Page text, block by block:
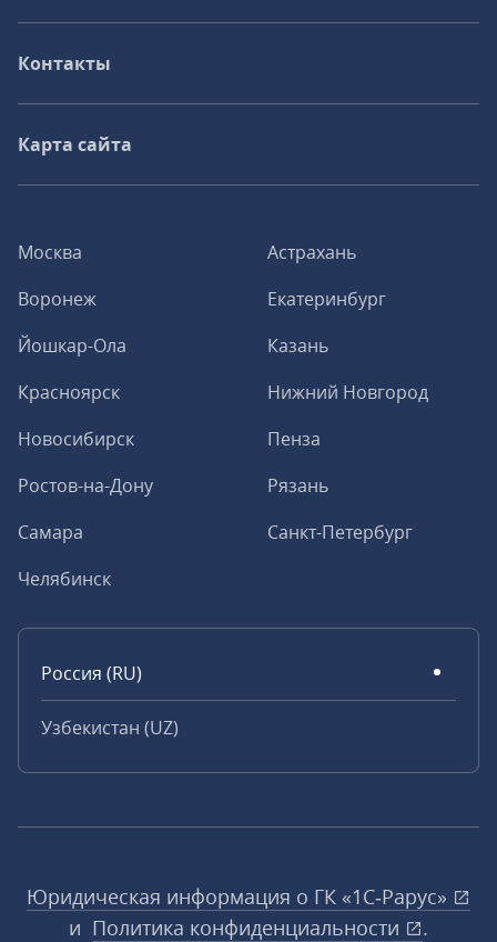
Москва
Астрахань
Воронеж
Екатеринбург
Йошкар-Ола
Казань
Красноярск
Нижний Новгород
Новосибирск
Пенза
Ростов-на-Дону
Рязань
Самара
Санкт-Петербург
Челябинск
Россия (RU)
Узбекистан (UZ)
Контакты
Карта сайта
Юридическая информация о ГК «1С‑Рарус»
и Политика конфиденциальности
.